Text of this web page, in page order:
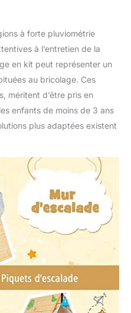
à forte pluviométrie
à l’entretien de la
en kit peut représenter un
au bricolage. Ces
méritent d’être pris en
enfants de moins de 3 ans
plus adaptées existent